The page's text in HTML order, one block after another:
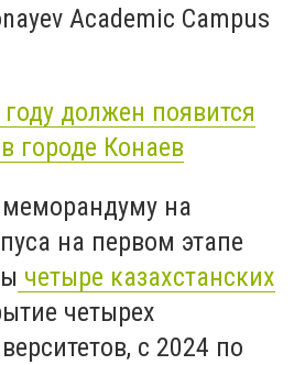
Academic Campus
должен появится
городе Конаев
на
на первом этапе
четыре казахстанских
четырех
с 2024 по